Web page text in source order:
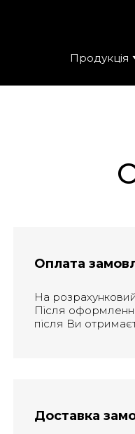
Продукція
Оплата
На
Після
після Ви
Доставка